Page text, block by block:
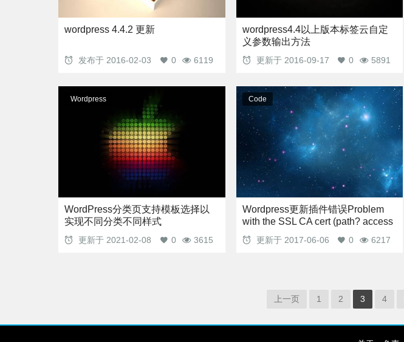
wordpress 4.4.2 更新
发布于 2016-02-03 6119
0
wordpress4.4以上版本标签云自定
义参数输出方法
更新于 2016-09-17 5891
0
Wordpress
WordPress分类页支持模板选择以
实现不同分类不同样式
更新于 2021-02-08 3615
0
Code
Wordpress更新插件错误Problem
with the SSL CA cert (path? access
rights?)
更新于 2017-06-06 6217
0
上一页 1 2 3 4